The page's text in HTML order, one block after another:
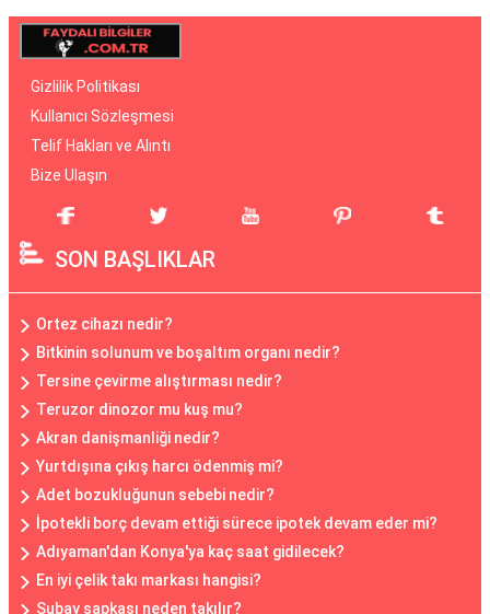
Gizlilik Politikası
Kullanıcı Sözleşmesi
Telif Hakları ve Alıntı
Bize Ulaşın
SON BAŞLIKLAR
Ortez cihazı nedir?
Bitkinin solunum ve boşaltım organı nedir?
Tersine çevirme alıştırması nedir?
Teruzor dinozor mu kuş mu?
Akran danişmanliği nedir?
Yurtdışına çıkış harcı ödenmiş mi?
Adet bozukluğunun sebebi nedir?
İpotekli borç devam ettiği sürece ipotek devam eder mi?
Adıyaman'dan Konya'ya kaç saat gidilecek?
En iyi çelik takı markası hangisi?
Subay şapkası neden takılır?